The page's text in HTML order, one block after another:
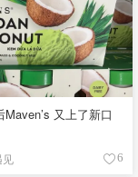
又上了新口
见 6